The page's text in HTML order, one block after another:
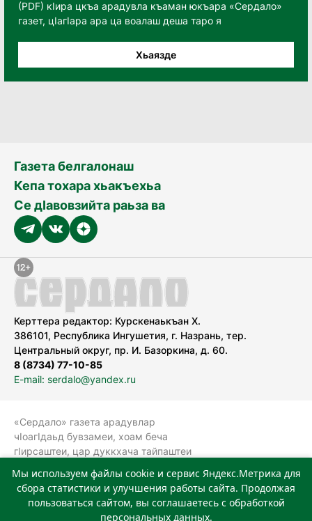
(PDF) кӀира цкъа арадувла къаман юкъара «Сердало»
газет, цӀагӀара ара ца воалаш деша таро я
Хьаязде
Газета белгалонаш
Кепа тохара хьакъехьа
Се дӀавовзийта раьза ва
Керттера редактор: Курскенаькъан Х.
386101, Республика Ингушетия, г. Назрань, тер.
Центральный округ, пр. И. Базоркина, д. 60.
8 (8734) 77-10-85
E-mail: serdalo@yandex.ru
«Сердало» газета арадувлар
чIоагIдаьд бувзамеи, хоам беча
гIирсаштеи, цар дуккхача тайпаштеи
болхлоша (Роскомнадзор).
Реестровая запись СМИ: ЭЛ № ФС 77-
78323 от 15.05.2020 г. Учредитель:
Мы используем файлы cookie и сервис Яндекс.Метрика для
сбора статистики и улучшения работы сайта. Продолжая
пользоваться сайтом, вы соглашаетесь с обработкой
персональных данных.